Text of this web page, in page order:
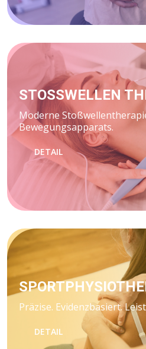
STOSSWELLEN
Moderne
Bewegungsapparats.
DETAIL
Präzise. Evidenzbasiert.
DETAIL